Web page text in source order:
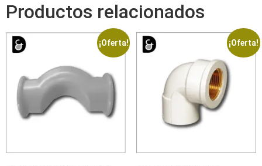
Productos relacionados
¡Oferta! ¡Oferta!